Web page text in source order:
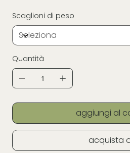
Scaglioni di peso
Quantità
aggiungi al
acquista